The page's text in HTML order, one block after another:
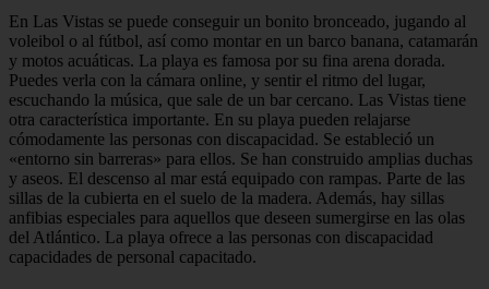
En Las Vistas se puede conseguir un bonito bronceado, jugando al
voleibol o al fútbol, así como montar en un barco banana, catamarán
y motos acuáticas. La playa es famosa por su fina arena dorada.
Puedes verla con la cámara online, y sentir el ritmo del lugar,
escuchando la música, que sale de un bar cercano. Las Vistas tiene
otra característica importante. En su playa pueden relajarse
cómodamente las personas con discapacidad. Se estableció un
«entorno sin barreras» para ellos. Se han construido amplias duchas
y aseos. El descenso al mar está equipado con rampas. Parte de las
sillas de la cubierta en el suelo de la madera. Además, hay sillas
anfibias especiales para aquellos que deseen sumergirse en las olas
del Atlántico. La playa ofrece a las personas con discapacidad
capacidades de personal capacitado.